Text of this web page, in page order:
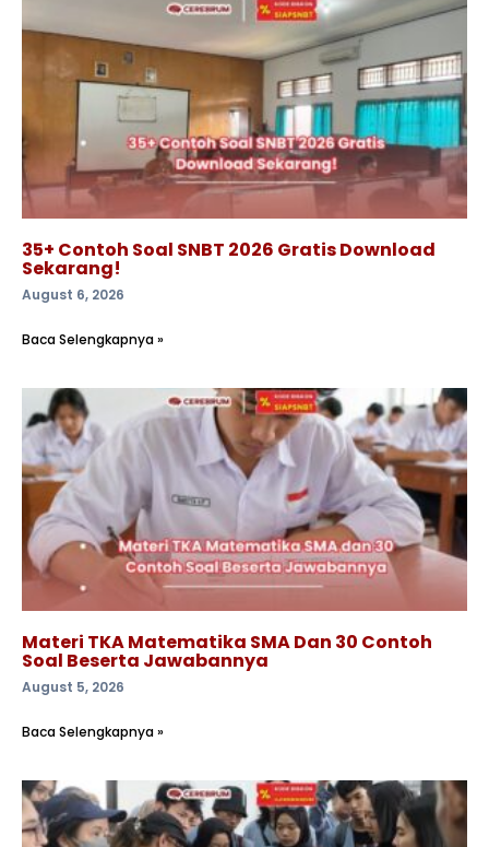
35+ Contoh Soal SNBT 2026 Gratis Download
Sekarang!
August 6, 2026
Baca Selengkapnya »
Materi TKA Matematika SMA Dan 30 Contoh
Soal Beserta Jawabannya
August 5, 2026
Baca Selengkapnya »